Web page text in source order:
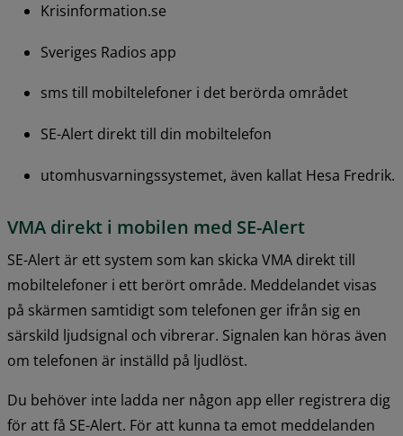
Krisinformation.se
Sveriges Radios app
sms till mobiltelefoner i det berörda området
SE-Alert direkt till din mobiltelefon
utomhusvarningssystemet, även kallat Hesa Fredrik.
VMA direkt i mobilen med SE-Alert
SE-Alert är ett system som kan skicka VMA direkt till
mobiltelefoner i ett berört område. Meddelandet visas
på skärmen samtidigt som telefonen ger ifrån sig en
särskild ljudsignal och vibrerar. Signalen kan höras även
om telefonen är inställd på ljudlöst.
Du behöver inte ladda ner någon app eller registrera dig
för att få SE-Alert. För att kunna ta emot meddelanden